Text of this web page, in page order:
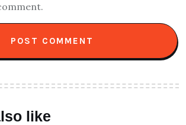
like